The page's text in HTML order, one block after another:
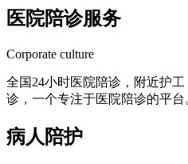
医院陪诊服务
Corporate culture
全国24小时医院陪诊，附近护
诊，一个专注于医院陪诊的平台
病人陪护